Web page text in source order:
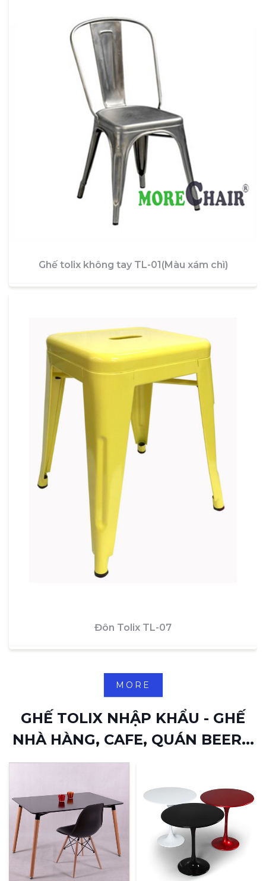
Ghế tolix không tay TL-01(Màu xám chì)
Đôn Tolix TL-07
MORE
GHẾ TOLIX NHẬP KHẨU - GHẾ
NHÀ HÀNG, CAFE, QUÁN BEER...